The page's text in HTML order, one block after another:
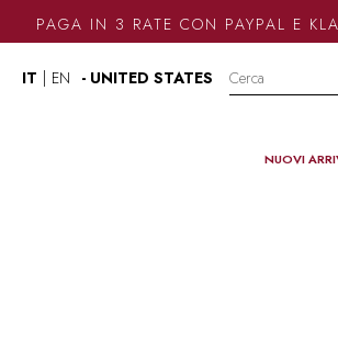
PAGA IN 3 RATE CON PAYPAL E
IT EN - UNITED STATES
NUOVI